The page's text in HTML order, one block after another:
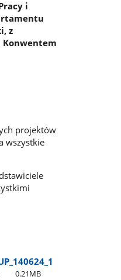
i
z
Konwentem
projektów
wszystkie
0.21MB